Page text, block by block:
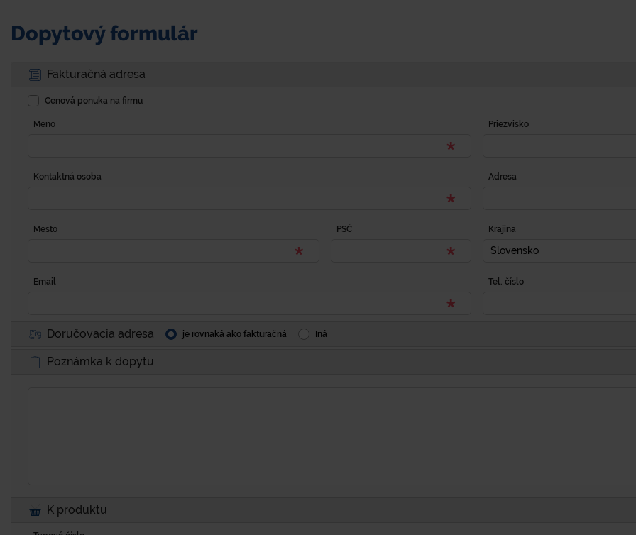
Dopytový formulár
Fakturačná adresa
Cenová ponuka na firmu
Meno Priezvisko
Kontaktná osoba Adresa
Mesto PSČ Krajina
Slovensko
Email Tel. číslo
Doručovacia adresa je rovnaká ako fakturačná Iná
Poznámka k dopytu
K produktu